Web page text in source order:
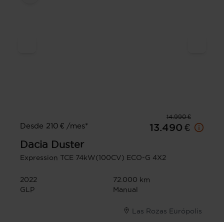
14.990 €
Desde 210 € /mes*
13.490 €
Dacia Duster
Expression TCE 74kW(100CV) ECO-G 4X2
2022
72.000 km
GLP
Manual
Las Rozas Európolis